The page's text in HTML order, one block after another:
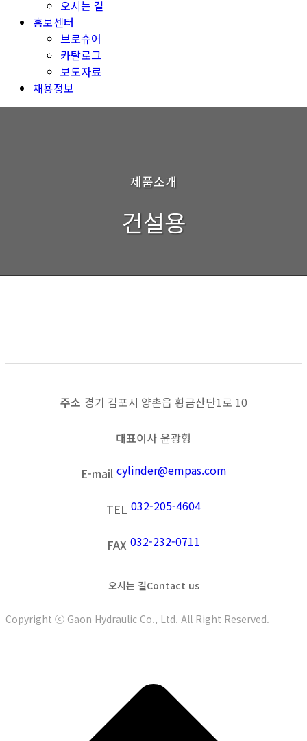
오시는 길
홍보센터
브로슈어
카탈로그
보도자료
채용정보
제품소개
건설용
주소 경기 김포시 양촌읍 황금산단1로 10
대표이사 윤광형
E-mail cylinder@empas.com
TEL 032-205-4604
FAX 032-232-0711
오시는 길Contact us
Copyright ⓒ Gaon Hydraulic Co., Ltd. All Right Reserved.